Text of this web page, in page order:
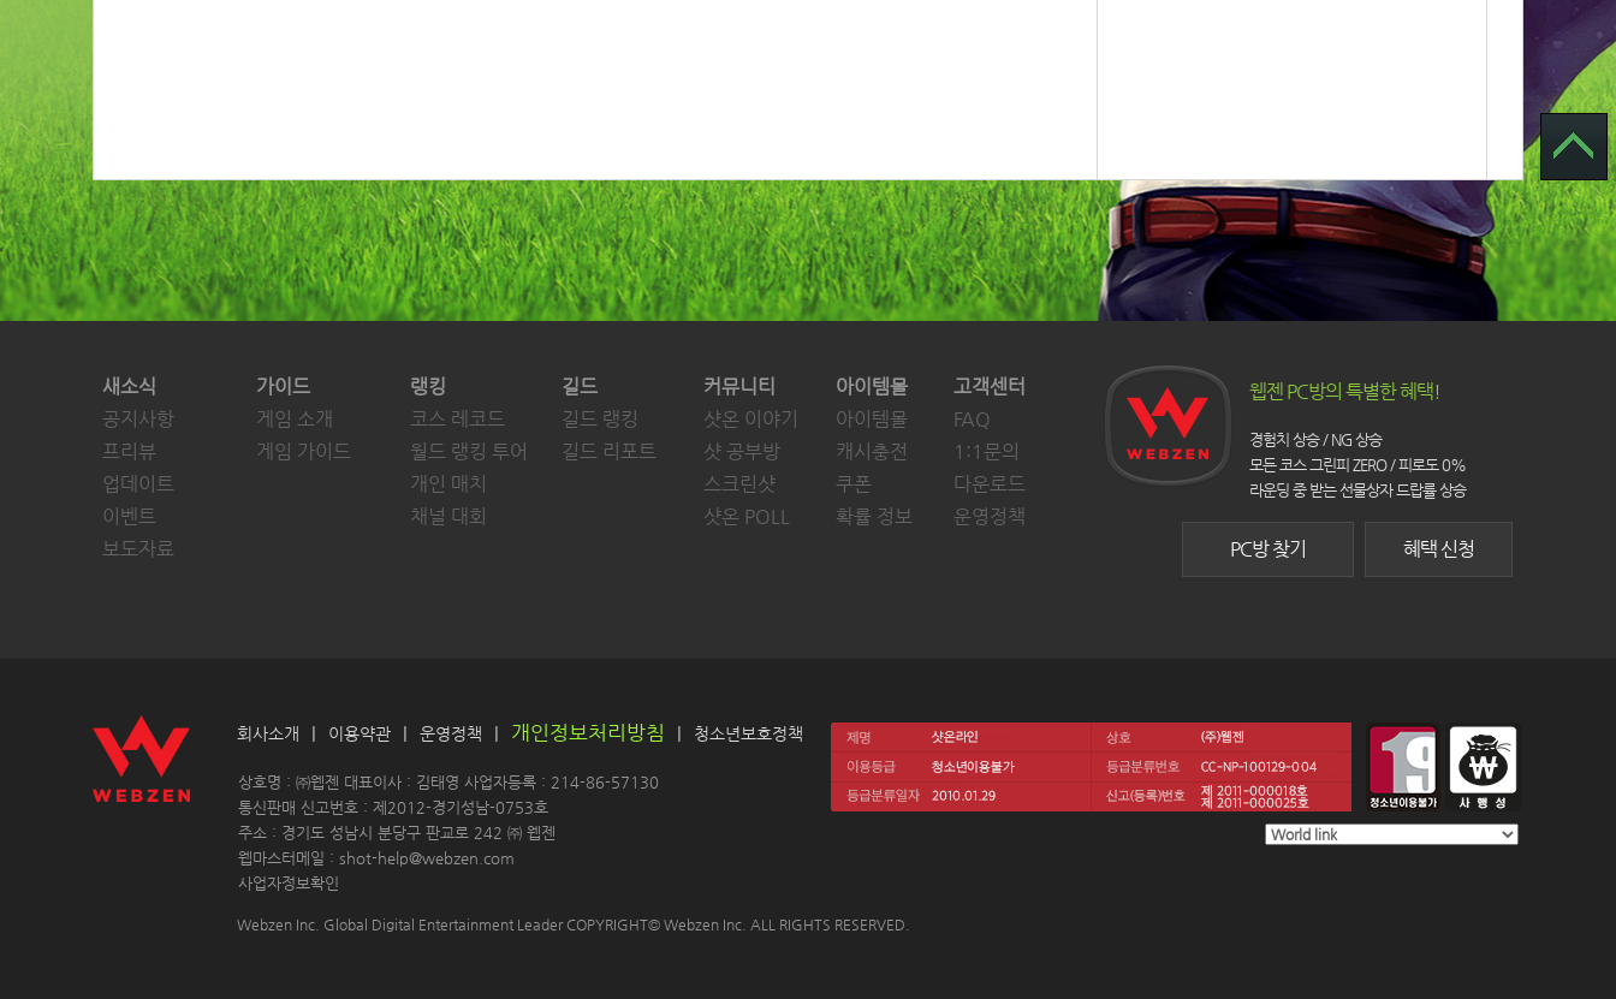
새소식
공지사항
프리뷰
업데이트
이벤트
보도자료
가이드
게임 소개
게임 가이드
랭킹
코스 레코드
월드 랭킹 투어
개인 매치
채널 대회
길드
길드 랭킹
길드 리포트
커뮤니티
샷온 이야기
샷 공부방
스크린샷
샷온 POLL
아이템몰
아이템몰
캐시충전
쿠폰
확률 정보
고객센터
FAQ
1:1문의
다운로드
운영정책
웹젠 PC방의 특별한 혜택!
경험치 상승 / NG 상승
모든 코스 그린피 ZERO / 피로도 0%
라운딩 중 받는 선물상자 드랍률 상승
혜택 신청
PC방 찾기
회사소개 | 이용약관 | 운영정책 | 개인정보처리방침 | 청소년보호정책
상호명 : ㈜웹젠 대표이사 : 김태영 사업자등록 : 214-86-57130
통신판매 신고번호 : 제2012-경기성남-0753호
주소 : 경기도 성남시 분당구 판교로 242 ㈜ 웹젠
웹마스터메일 : shot-help@webzen.com
사업자정보확인
Webzen Inc. Global Digital Entertainment Leader COPYRIGHT© Webzen Inc. ALL RIGHTS RESERVED.